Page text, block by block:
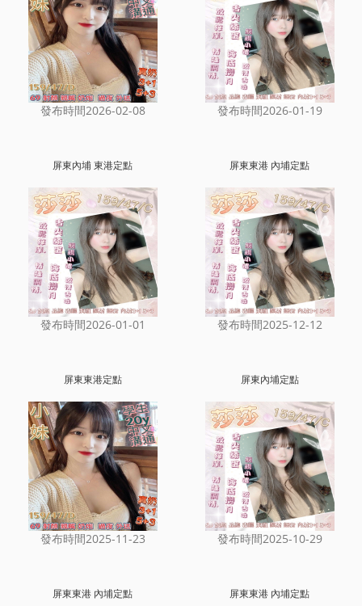
發布時間2026-02-08 發布時間2026-01-19
屏東內埔 東港定點
發布時間2026-01-01
屏東東港 內埔定點
發布時間2025-12-12
屏東東港定點
發布時間2025-11-23
屏東內埔定點
發布時間2025-10-29
屏東東港 內埔定點 屏東東港 內埔定點